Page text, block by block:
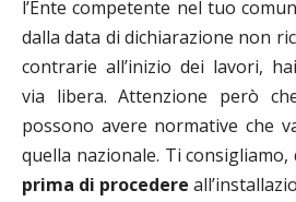
l’Ente competente nel tuo
dalla data di dichiarazione non
contrarie all’inizio dei lavori,
via libera. Attenzione però
possono avere normative che
quella nazionale. Ti consigliamo,
prima di procedere